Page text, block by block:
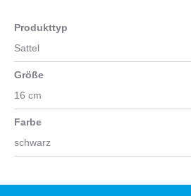
Produkttyp
Sattel
Größe
16 cm
Farbe
schwarz